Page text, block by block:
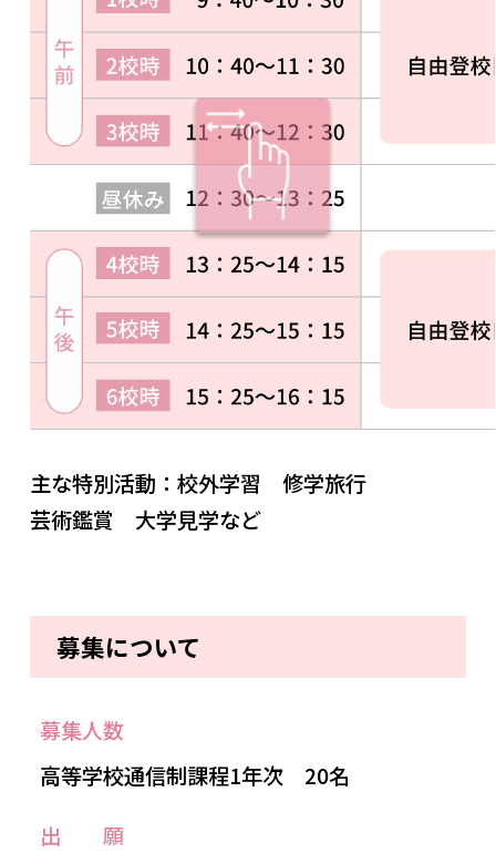
主な特別活動：校外学習 修学旅行
芸術鑑賞 大学見学など
募集について
募集人数
高等学校通信制課程1年次 20名
出 願